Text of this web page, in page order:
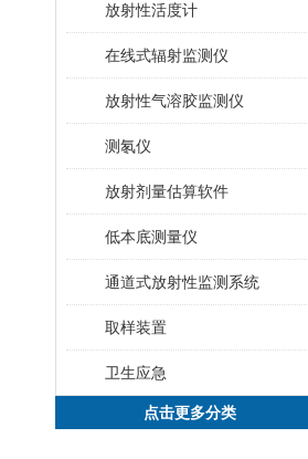
放射性活度计
在线式辐射监测仪
放射性气溶胶监测仪
测氡仪
放射剂量估算软件
低本底测量仪
通道式放射性监测系统
取样装置
卫生应急
点击更多分类